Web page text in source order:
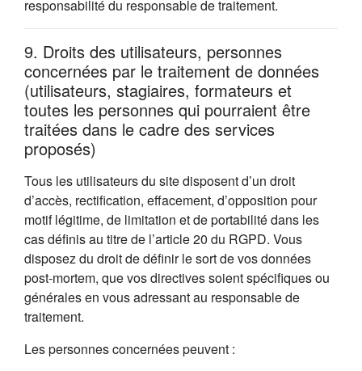
responsabilité du responsable de traitement.
9. Droits des utilisateurs, personnes
concernées par le traitement de données
(utilisateurs, stagiaires, formateurs et
toutes les personnes qui pourraient être
traitées dans le cadre des services
proposés)
Tous les utilisateurs du site disposent d’un droit
d’accès, rectification, effacement, d’opposition pour
motif légitime, de limitation et de portabilité dans les
cas définis au titre de l’article 20 du RGPD. Vous
disposez du droit de définir le sort de vos données
post-mortem, que vos directives soient spécifiques ou
générales en vous adressant au responsable de
traitement.
Les personnes concernées peuvent :